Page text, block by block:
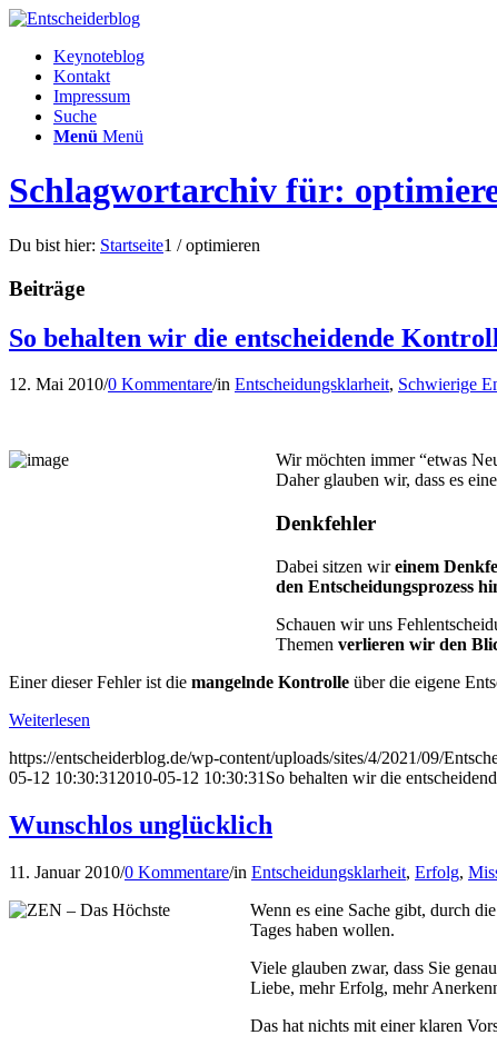
Keynoteblog
Kontakt
Impressum
Suche
Menü Menü
Schlagwortarchiv für:
Du bist hier: Startseite1 / optimieren
Beiträge
So behalten wir die entscheidende
12. Mai 2010/0 Kommentare/in Entscheidungsklarheit, Schwierige
Wir möchten immer “etwas
Daher glauben wir, dass es
Denkfehler
Dabei sitzen wireinem
den Entscheidungsprozess
Schauen wir uns
Themen verlieren wir den
Einer dieser Fehler ist die mangelnde Kontrolle über die eigene
Weiterlesen
https://entscheiderblog.de/wp-content/uploads/sites/4/2021/09/
05-12 10:30:31 2010-05-12 10:30:31 So behalten wir die
Wunschlos unglücklich
11. Januar 2010/0 Kommentare/in Entscheidungsklarheit, Erfolg,
Wenn es eine Sache gibt, durch
Tages haben wollen.
Viele glauben zwar, dass Sie
Liebe, mehr Erfolg, mehr
Das hat nichts mit einer klaren